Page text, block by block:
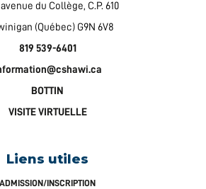
du Collège, C.P. 610
(Québec) G9N 6V8
819 539-6401
BOTTIN
VISITE VIRTUELLE
Liens utiles
ADMISSION/INSCRIPTION